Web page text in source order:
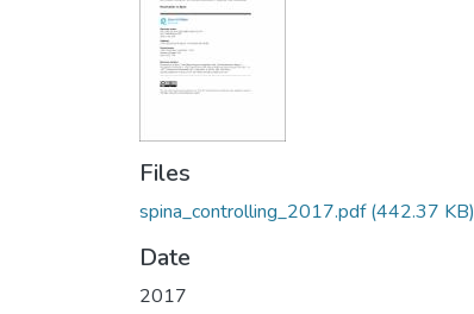
Files
spina_controlling_2017.pdf(442.37 KB)
Date
2017